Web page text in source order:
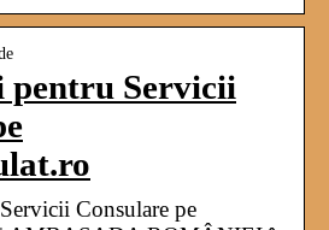
pentru Servicii
Consulare pe